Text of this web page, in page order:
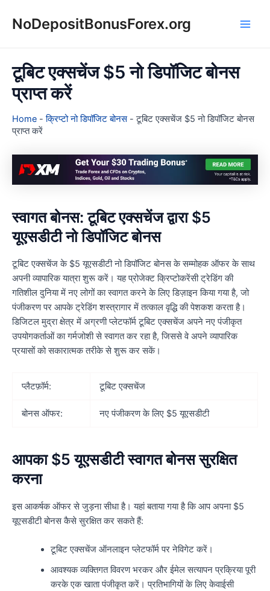
NoDepositBonusForex.org
टूबिट एक्सचेंज $5 नो डिपॉजिट बोनस
प्राप्त करें
Home -क्रिप्टो नो डिपॉजिट बोनस-टूबिट एक्सचेंज $5 नो डिपॉजिट बोनस
प्राप्त करें
स्वागत बोनस: टूबिट एक्सचेंज द्वारा $5
यूएसडीटी नो डिपॉजिट बोनस
टूबिट एक्सचेंज के $5 यूएसडीटी नो डिपॉजिट बोनस के सम्मोहक ऑफर के साथ
अपनी व्यापारिक यात्रा शुरू करें। यह प्रोजेक्ट क्रिप्टोकरेंसी ट्रेडिंग की
गतिशील दुनिया में नए लोगों का स्वागत करने के लिए डिज़ाइन किया गया है, जो
पंजीकरण पर आपके ट्रेडिंग शस्त्रागार में तत्काल वृद्धि की पेशकश करता है।
डिजिटल मुद्रा क्षेत्र में अग्रणी प्लेटफॉर्म टूबिट एक्सचेंज अपने नए पंजीकृत
उपयोगकर्ताओं का गर्मजोशी से स्वागत कर रहा है, जिससे वे अपने व्यापारिक
प्रयासों को सकारात्मक तरीके से शुरू कर सकें।
प्लैटफ़ॉर्म: टूबिट एक्सचेंज
बोनस ऑफर: नए पंजीकरण के लिए $5 यूएसडीटी
आपका $5 यूएसडीटी स्वागत बोनस सुरक्षित
करना
इस आकर्षक ऑफर से जुड़ना सीधा है। यहां बताया गया है कि आप अपना $5
यूएसडीटी बोनस कैसे सुरक्षित कर सकते हैं:
टूबिट एक्सचेंज ऑनलाइन प्लेटफॉर्म पर नेविगेट करें।
आवश्यक व्यक्तिगत विवरण भरकर और ईमेल सत्यापन प्रक्रिया पूरी
करके एक खाता पंजीकृत करें। प्रतिभागियों के लिए केवाईसी